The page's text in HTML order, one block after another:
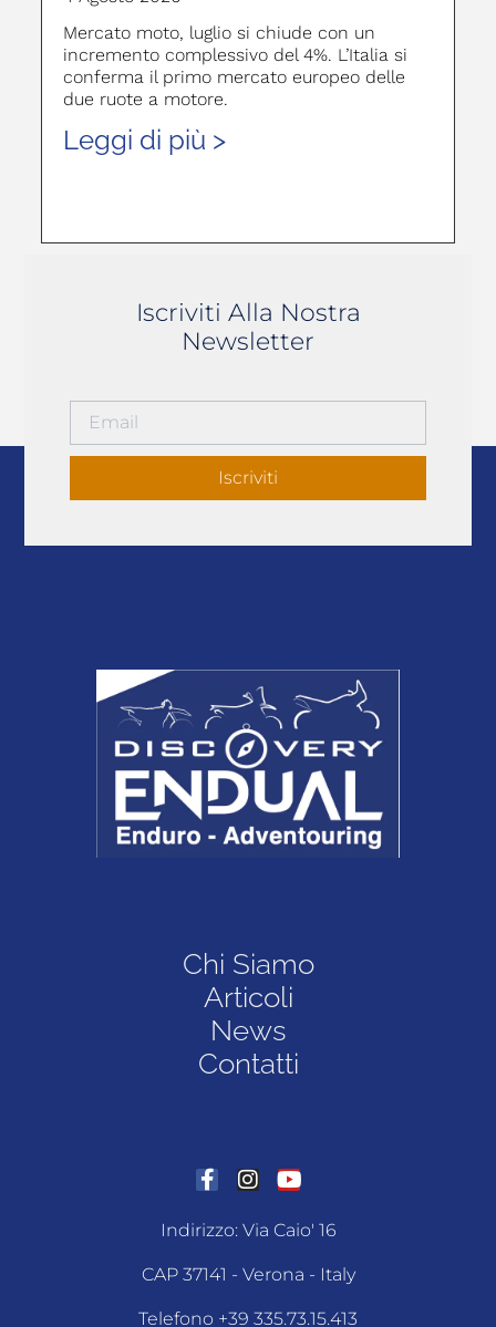
Mercato moto, luglio si chiude con un
incremento complessivo del 4%. L’Italia si
conferma il primo mercato europeo delle
due ruote a motore.
Leggi di più >
Iscriviti Alla Nostra
Newsletter
Iscriviti
Chi Siamo
Articoli
News
Contatti
Indirizzo: Via Caio' 16
CAP 37141 - Verona - Italy
Telefono +39 335.73.15.413